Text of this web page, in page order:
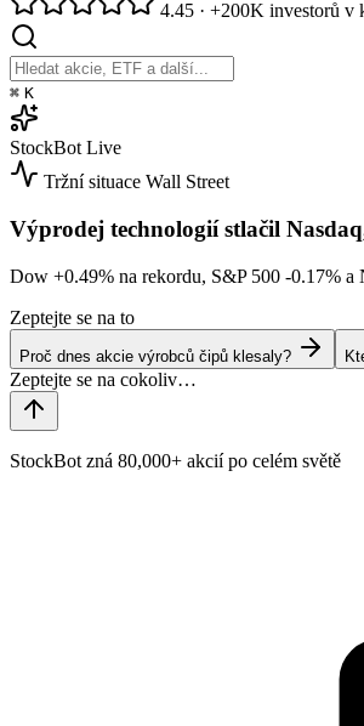
4.45 · +200K investorů v
⌘ K
StockBot Live
Tržní situace Wall Street
Výprodej technologií stlačil
Dow +0.49% na rekordu, S&P 500 -0.17% a
Zeptejte se na to
Proč dnes akcie výrobců čipů klesaly?
StockBot zná 80,000+ akcií po celém světě